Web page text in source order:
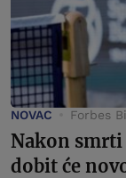
NOVAC Forbes
Nakon smrti
dobit će